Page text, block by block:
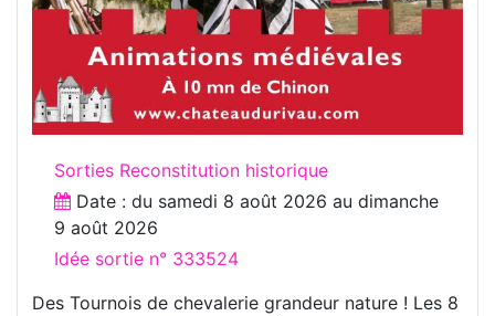
Sorties Reconstitution historique
Date : du samedi 8 août 2026 au dimanche
9 août 2026
Idée sortie n° 333524
Des Tournois de chevalerie grandeur nature ! Les 8